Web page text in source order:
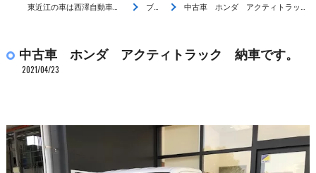
東近江の車は西澤自動車工業株式会社 ブログ 中古車 ホンダ アクティトラック 納車です。
中古車 ホンダ アクティトラック 納車です。
2021/04/23